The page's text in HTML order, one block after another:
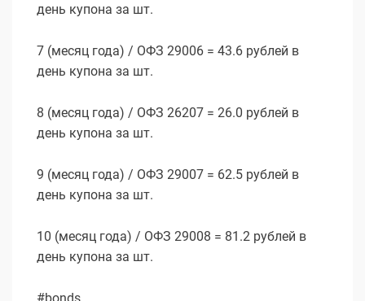
день купона за шт.
7 (месяц года) / ОФЗ 29006 = 43.6 рублей в
день купона за шт.
8 (месяц года) / ОФЗ 26207 = 26.0 рублей в
день купона за шт.
9 (месяц года) / ОФЗ 29007 = 62.5 рублей в
день купона за шт.
10 (месяц года) / ОФЗ 29008 = 81.2 рублей в
день купона за шт.